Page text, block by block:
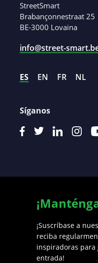
StreetSmart
Brabançonnestraat 25
BE-3000 Lovaina
info@street-
ES EN FR NL
Síganos
¡Suscríbase a
reciba
inspiradoras para
entrada!